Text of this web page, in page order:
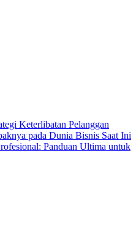
Keterlibatan Pelanggan
pada Dunia Bisnis Saat Ini
Panduan Ultima untuk